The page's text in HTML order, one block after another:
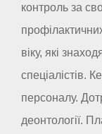
контроль за
віку, які
спеціалістів.
персоналу.
деонтології.